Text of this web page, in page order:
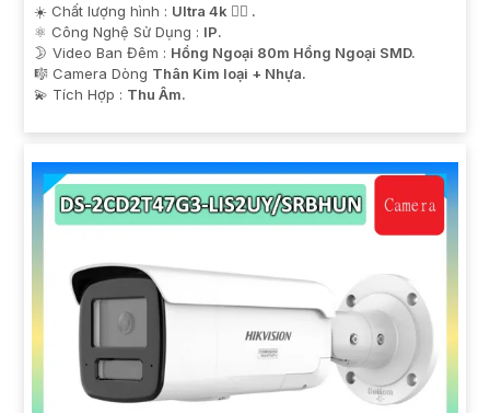
☀️ Chất lượng hình : Ultra 4k 👍🏾 .
⚛️ Công Nghệ Sử Dụng : IP.
🌛 Video Ban Đêm : Hồng Ngoại 80m Hồng Ngoại SMD.
🎼️ Camera Dòng Thân Kim loại + Nhựa.
️💫 Tích Hợp : Thu Âm.